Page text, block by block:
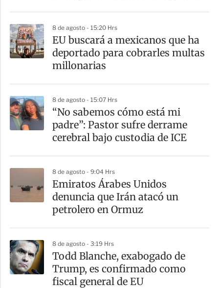
8 de agosto - 15:20 Hrs
EU buscará a mexicanos que ha
deportado para cobrarles multas
millonarias
8 de agosto - 15:07 Hrs
“No sabemos cómo está mi
padre”: Pastor sufre derrame
cerebral bajo custodia de ICE
8 de agosto - 9:04 Hrs
Emiratos Árabes Unidos
denuncia que Irán atacó un
petrolero en Ormuz
8 de agosto - 3:19 Hrs
Todd Blanche, exabogado de
Trump, es confirmado como
fiscal general de EU